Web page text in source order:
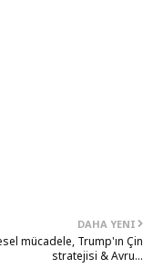
DAHA YENI
mücadele, Trump'ın Çin
stratejisi & Avru...